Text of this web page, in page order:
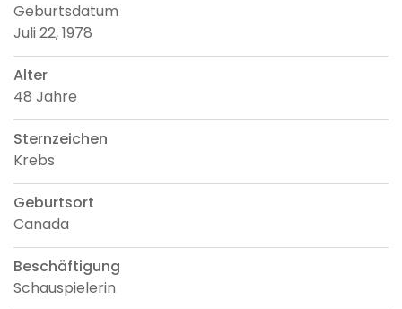
Geburtsdatum
Juli 22, 1978
Alter
48 Jahre
Sternzeichen
Krebs
Geburtsort
Canada
Beschäftigung
Schauspielerin